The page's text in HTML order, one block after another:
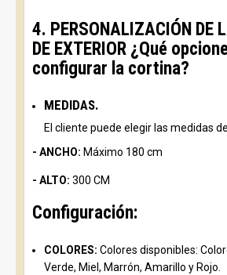
4. PERSONALIZACIÓN DE
DE EXTERIOR ¿Qué
configurar la cortina?
MEDIDAS.
El cliente puede elegir las medidas
- ANCHO: Máximo 180 cm
- ALTO: 300 CM
Configuración:
COLORES: Colores disponibles:
Verde, Miel, Marrón, Amarillo y Rojo.